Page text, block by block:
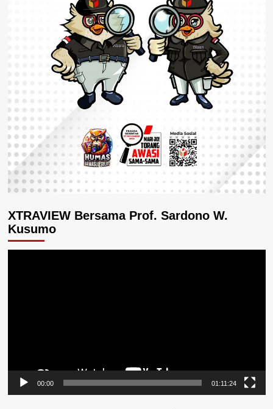
XTRAVIEW Bersama Prof. Sardono W.
Kusumo
00:00 01:11:24